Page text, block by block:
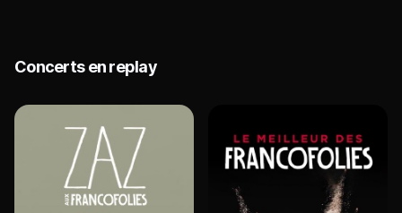
Concerts en replay